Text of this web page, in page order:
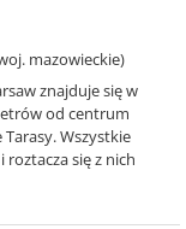
mazowieckie)
znajduje się w
od centrum
Wszystkie
się z nich